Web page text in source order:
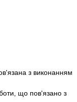
з виконанням
що пов'язано з